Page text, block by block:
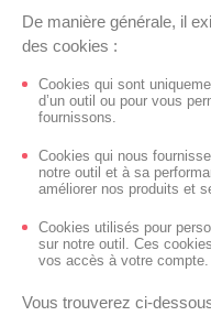
De manière générale, il
des cookies :
Cookies qui sont
d’un outil ou pour vous
fournissons.
Cookies qui nous
notre outil et à sa
améliorer nos produits et
Cookies utilisés pour
sur notre outil. Ces
vos accès à votre compte.
Vous trouverez ci-